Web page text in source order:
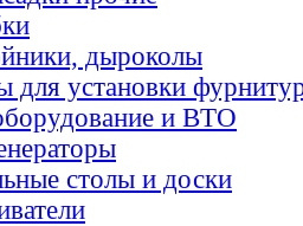
дыроколы
для установки
и ВТО
столы и доски